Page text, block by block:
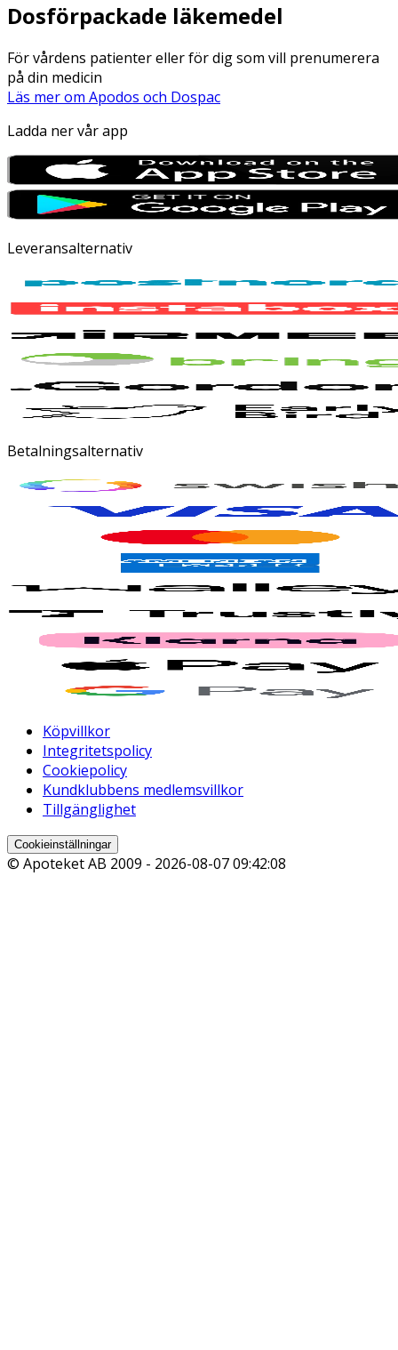
Dosförpackade läkemedel
För vårdens patienter eller för dig som vill prenumerera
på din medicin
Läs mer om Apodos och Dospac
Ladda ner vår app
Leveransalternativ
Betalningsalternativ
Köpvillkor
Integritetspolicy
Cookiepolicy
Kundklubbens medlemsvillkor
Tillgänglighet
Cookieinställningar
© Apoteket AB 2009 - 2026-08-07 09:42:08